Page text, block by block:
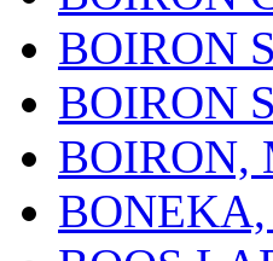
BOIRON
BOIRON
BOIRON,
BONEKA,